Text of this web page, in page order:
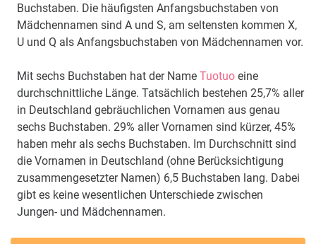
Buchstaben. Die häufigsten Anfangsbuchstaben von
Mädchennamen sind A und S, am seltensten kommen X,
U und Q als Anfangsbuchstaben von Mädchennamen vor.
Mit sechs Buchstaben hat der Name Tuotuo eine
durchschnittliche Länge. Tatsächlich bestehen 25,7% aller
in Deutschland gebräuchlichen Vornamen aus genau
sechs Buchstaben. 29% aller Vornamen sind kürzer, 45%
haben mehr als sechs Buchstaben. Im Durchschnitt sind
die Vornamen in Deutschland (ohne Berücksichtigung
zusammengesetzter Namen) 6,5 Buchstaben lang. Dabei
gibt es keine wesentlichen Unterschiede zwischen
Jungen- und Mädchennamen.